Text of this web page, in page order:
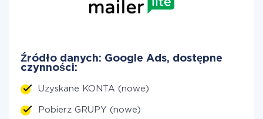
Źródło danych: Google Ads, dostępne
czynności:
Uzyskane KONTA (nowe)
Pobierz GRUPY (nowe)